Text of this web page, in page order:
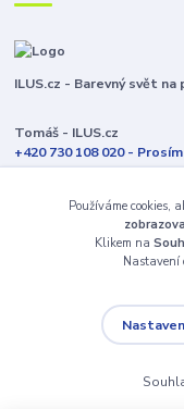
ILUS.cz - Barevný svět
Tomáš - ILUS.cz
+420 730 108 020 -
Jsme většinu času ve
info@ilus.cz
Používáme cookies,
Klikem na
Nastavení